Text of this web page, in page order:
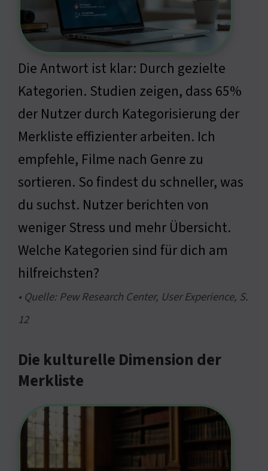
Die Antwort ist klar: Durch gezielte
Kategorien. Studien zeigen, dass 65%
der Nutzer durch Kategorisierung der
Merkliste effizienter arbeiten. Ich
empfehle, Filme nach Genre zu
sortieren. So findest du schneller, was
du suchst. Nutzer berichten von
weniger Stress und mehr Übersicht.
Welche Kategorien sind für dich am
hilfreichsten?
• Quelle: Pew Research Center, User Experience, S.
12
Die kulturelle Dimension der
Merkliste